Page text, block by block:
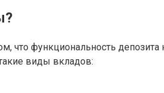
что функциональность
виды вкладов: